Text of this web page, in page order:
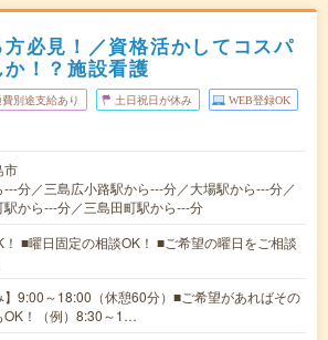
必見！／資格活かしてコスパ
！？施設看護
費別途支給あり 土日祝日が休み WEB登録OK
市
---分／三島広小路駅から---分／大場駅から---分／
駅から---分／三島田町駅から---分
■曜日固定の相談OK！ ■ご希望の曜日をご相談
】9:00～18:00（休憩60分）■ご希望があればその
OK！（例）8:30～1…